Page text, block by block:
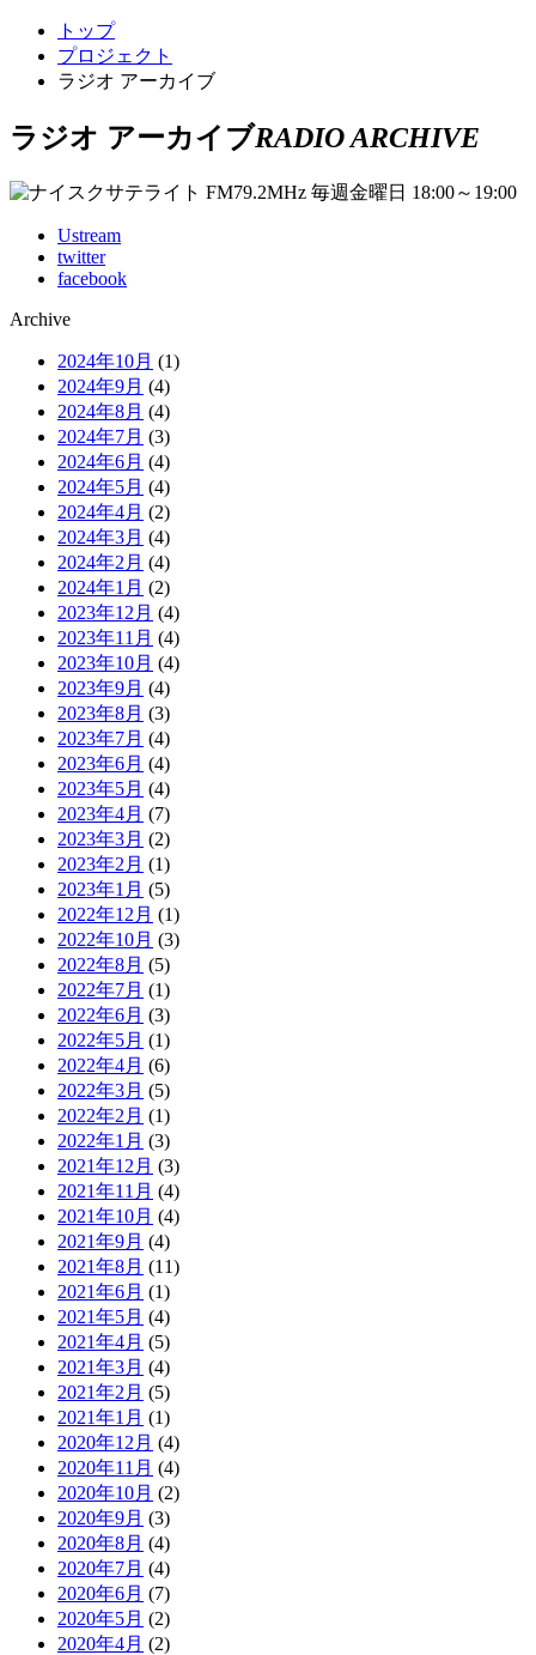
トップ
プロジェクト
ラジオ アーカイブ
ラジオ アーカイブRADIO ARCHIVE
Ustream
twitter
facebook
Archive
2024年10月 (1)
2024年9月 (4)
2024年8月 (4)
2024年7月 (3)
2024年6月 (4)
2024年5月 (4)
2024年4月 (2)
2024年3月 (4)
2024年2月 (4)
2024年1月 (2)
2023年12月 (4)
2023年11月 (4)
2023年10月 (4)
2023年9月 (4)
2023年8月 (3)
2023年7月 (4)
2023年6月 (4)
2023年5月 (4)
2023年4月 (7)
2023年3月 (2)
2023年2月 (1)
2023年1月 (5)
2022年12月 (1)
2022年10月 (3)
2022年8月 (5)
2022年7月 (1)
2022年6月 (3)
2022年5月 (1)
2022年4月 (6)
2022年3月 (5)
2022年2月 (1)
2022年1月 (3)
2021年12月 (3)
2021年11月 (4)
2021年10月 (4)
2021年9月 (4)
2021年8月 (11)
2021年6月 (1)
2021年5月 (4)
2021年4月 (5)
2021年3月 (4)
2021年2月 (5)
2021年1月 (1)
2020年12月 (4)
2020年11月 (4)
2020年10月 (2)
2020年9月 (3)
2020年8月 (4)
2020年7月 (4)
2020年6月 (7)
2020年5月 (2)
2020年4月 (2)